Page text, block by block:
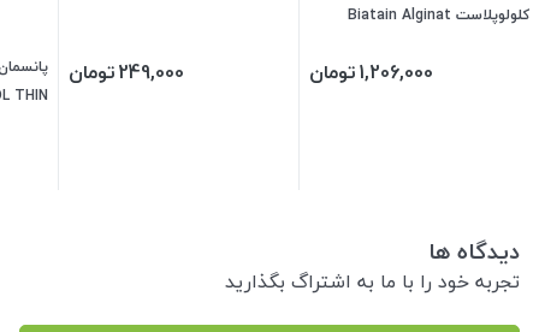
کلولوپلاست Biatain Alginat
1,206,000تومان 249,000تومان
THIN
دیدگاه ها
تجربه خود را با ما به اشتراگ بگذارید